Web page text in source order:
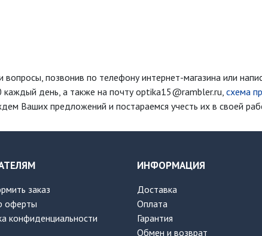
позвонив по телефону интернет-магазина или
каждый день, а также на почту optika15@rambler.ru, схема
Ваших предложений и постараемся учесть их в своей
заказ
оферты
конфиденциальности
ИНФОРМАЦИЯ
Доставка
Оплата
Гарантия
Обмен и возврат